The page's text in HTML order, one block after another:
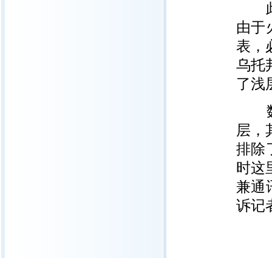
此
由于
表，
乌托
了浅
数
层，
排除
时这
兼通
诉记